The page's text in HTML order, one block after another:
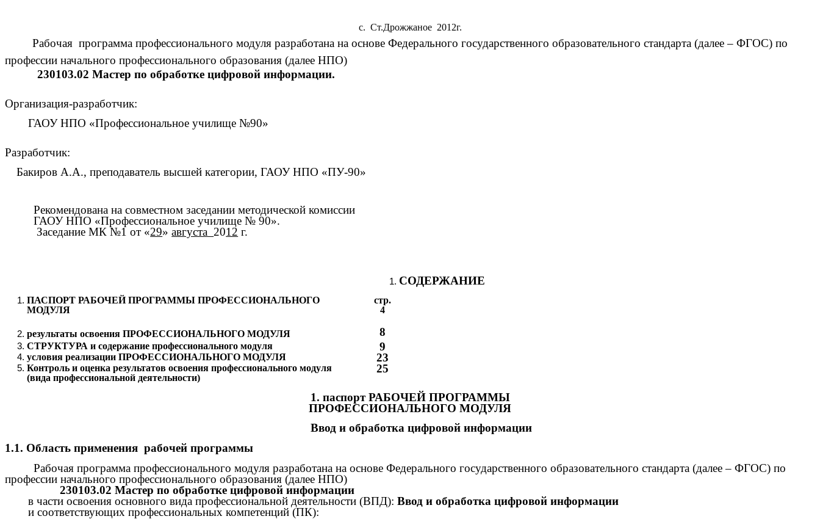
с. Ст.Дрожжаное 2012г.
Рабочая программа профессионального модуля разработана на основе Федерального государственного образовательного стандарта (далее – ФГОС) по
профессии начального профессионального образования (далее НПО)
230103.02 Мастер по обработке цифровой информации.
Организация-разработчик:
ГАОУ НПО «Профессиональное училище №90»
Разработчик:
Бакиров А.А., преподаватель высшей категории, ГАОУ НПО «ПУ-90»
Рекомендована на совместном заседании методической комиссии
ГАОУ НПО «Профессиональное училище № 90».
Заседание МК №1 от «29»августа2012 г.
СОДЕРЖАНИЕ
ПАСПОРТ РАБОЧЕЙ ПРОГРАММЫ ПРОФЕССИОНАЛЬНОГО
МОДУЛЯ
стр.
4
результаты освоения ПРОФЕССИОНАЛЬНОГО МОДУЛЯ 8
СТРУКТУРА и содержание профессионального модуля 9
условия реализации ПРОФЕССИОНАЛЬНОГО МОДУЛЯ 23
Контроль и оценка результатов освоения профессионального модуля
(вида профессиональной деятельности)
25
1. паспорт РАБОЧЕЙ ПРОГРАММЫ
ПРОФЕССИОНАЛЬНОГО МОДУЛЯ
Ввод и обработка цифровой информации
1.1. Область применения рабочей программы
Рабочая программа профессионального модуля разработана на основе Федерального государственного образовательного стандарта (далее – ФГОС) по
профессии начального профессионального образования (далее НПО)
230103.02 Мастер по обработке цифровой информации
в части освоения основного вида профессиональной деятельности (ВПД): Ввод и обработка цифровой информации
и соответствующих профессиональных компетенций (ПК):